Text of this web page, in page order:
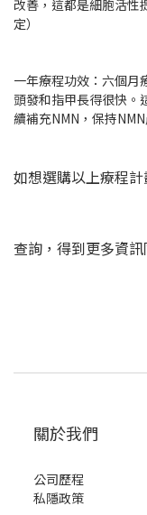
改善，這都是細胞活性
定）
一年療程功效：六個月
頭發和指甲長得很快。
續補充NMN，保持
如想選購以上療程
查詢，得到更多資
關於我們
公司歷程
私隱政策